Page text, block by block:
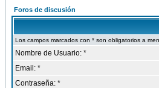
Foros de discusión
Los campos marcados con * son obligatorios a
Nombre de Usuario: *
Email: *
Contraseña: *